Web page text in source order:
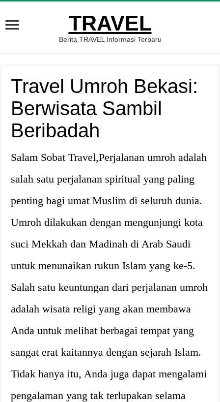
TRAVEL
Berita TRAVEL Informasi Terbaru
Travel Umroh Bekasi:
Berwisata Sambil
Beribadah
Salam Sobat Travel,Perjalanan umroh adalah
salah satu perjalanan spiritual yang paling
penting bagi umat Muslim di seluruh dunia.
Umroh dilakukan dengan mengunjungi kota
suci Mekkah dan Madinah di Arab Saudi
untuk menunaikan rukun Islam yang ke-5.
Salah satu keuntungan dari perjalanan umroh
adalah wisata religi yang akan membawa
Anda untuk melihat berbagai tempat yang
sangat erat kaitannya dengan sejarah Islam.
Tidak hanya itu, Anda juga dapat mengalami
pengalaman yang tak terlupakan selama